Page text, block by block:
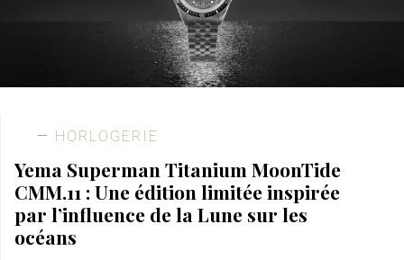
HORLOGERIE
Yema Superman Titanium MoonTide
CMM.11 : Une édition limitée inspirée
par l’influence de la Lune sur les
océans